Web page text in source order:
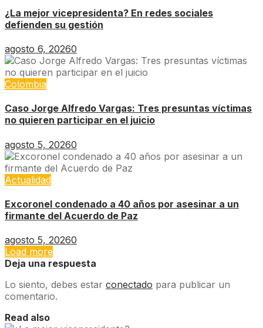
¿La mejor vicepresidenta? En redes sociales
defienden su gestión
agosto 6, 20260
Colombia
Caso Jorge Alfredo Vargas: Tres presuntas víctimas
no quieren participar en el juicio
agosto 5, 20260
Actualidad
Excoronel condenado a 40 años por asesinar a un
firmante del Acuerdo de Paz
agosto 5, 20260
Load more
Deja una respuesta
Lo siento, debes estar conectado para publicar un
comentario.
Read also